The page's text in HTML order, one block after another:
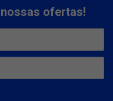
ofertas!